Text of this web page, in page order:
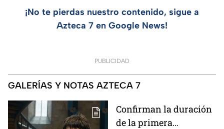
¡No te pierdas nuestro contenido, sigue a
Azteca 7 en Google News!
PUBLICIDAD
GALERÍAS Y NOTAS AZTECA 7
Confirman la duración
de la primera